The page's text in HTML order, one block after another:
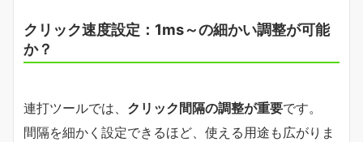
クリック速度設定：1ms～の細かい調整が可能
か？
連打ツールでは、 クリック間隔の調整が重要です。
間隔を細かく設定できるほど、使える用途も広がりま